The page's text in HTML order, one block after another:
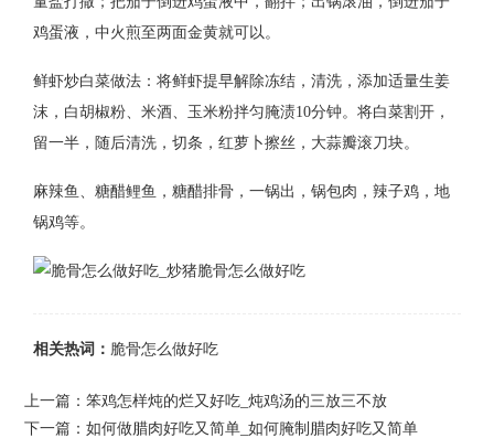
鸡蛋液，中火煎至两面金黄就可以。
鲜虾炒白菜做法：将鲜虾提早解除冻结，清洗，添加适量生姜
沫，白胡椒粉、米酒、玉米粉拌匀腌渍10分钟。将白菜割开，
留一半，随后清洗，切条，红萝卜擦丝，大蒜瓣滚刀块。
麻辣鱼、糖醋鲤鱼，糖醋排骨，一锅出，锅包肉，辣子鸡，地
锅鸡等。
相关热词： 脆骨怎么做好吃
上一篇：笨鸡怎样炖的烂又好吃_炖鸡汤的三放三不放
下一篇：如何做腊肉好吃又简单_如何腌制腊肉好吃又简单